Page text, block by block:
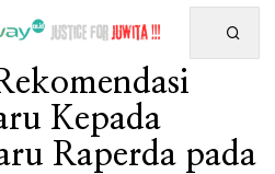
Kepada
Raperda pada